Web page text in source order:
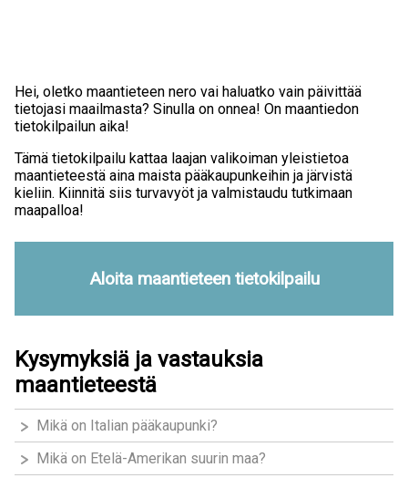
Hei, oletko maantieteen nero vai haluatko vain päivittää
tietojasi maailmasta? Sinulla on onnea! On maantiedon
tietokilpailun aika!
Tämä tietokilpailu kattaa laajan valikoiman yleistietoa
maantieteestä aina maista pääkaupunkeihin ja järvistä
kieliin. Kiinnitä siis turvavyöt ja valmistaudu tutkimaan
maapalloa!
Aloita maantieteen tietokilpailu
Kysymyksiä ja vastauksia
maantieteestä
Mikä on Italian pääkaupunki?
Mikä on Etelä-Amerikan suurin maa?